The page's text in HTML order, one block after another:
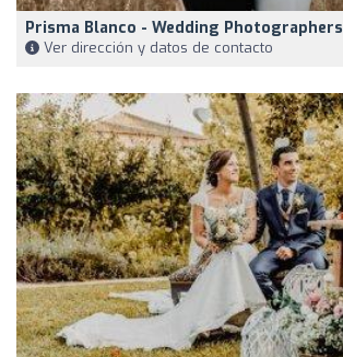
Prisma Blanco - Wedding Photographers
Ver dirección y datos de contacto